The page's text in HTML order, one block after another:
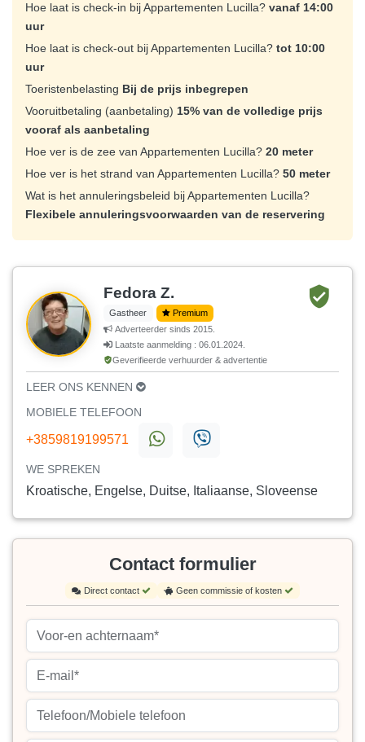
Hoe laat is check-in bij Appartementen Lucilla? vanaf 14:00
uur
Hoe laat is check-out bij Appartementen Lucilla? tot 10:00
uur
Toeristenbelasting Bij de prijs inbegrepen
Vooruitbetaling (aanbetaling) 15% van de volledige prijs
vooraf als aanbetaling
Hoe ver is de zee van Appartementen Lucilla? 20 meter
Hoe ver is het strand van Appartementen Lucilla? 50 meter
Wat is het annuleringsbeleid bij Appartementen Lucilla?
Flexibele annuleringsvoorwaarden van de reservering
Fedora Z.
Gastheer
Premium
Adverteerder sinds 2015.
Laatste aanmelding : 06.01.2024.
Geverifieerde verhuurder & advertentie
LEER ONS KENNEN
MOBIELE TELEFOON
+3859819199571
WE SPREKEN
Kroatische, Engelse, Duitse, Italiaanse, Sloveense
Contact formulier
Direct contact Geen commissie of kosten